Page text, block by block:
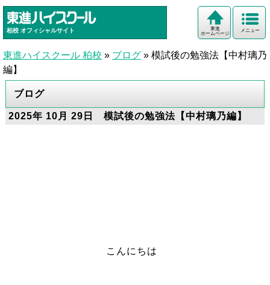
柏校 オフィシャルサイト メニュー
東進
ホームページ
東進ハイスクール 柏校 » ブログ » 模試後の勉強法【中村璃乃
編】
ブログ
2025年 10月 29日 模試後の勉強法【中村璃乃編】
こんにちは